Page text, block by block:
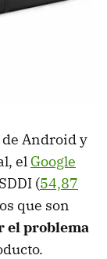
Android y
el Google
(54,87
que son
el problema